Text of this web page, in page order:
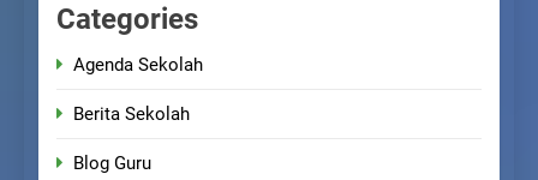
Categories
Agenda Sekolah
Berita Sekolah
Blog Guru